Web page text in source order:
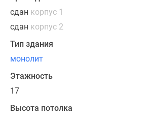
легкими,
а
намеренно
ассиметричные
придают
архитектурному
облику
сдан корпус 1
сдан корпус 2
Тип здания
монолит
Этажность
17
Высота потолка